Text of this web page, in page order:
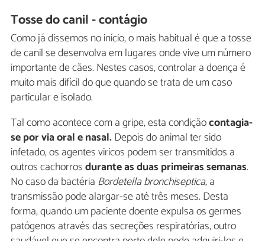
Tosse do canil - contágio
Como já dissemos no início, o mais habitual é que a tosse
de canil se desenvolva em lugares onde vive um número
importante de cães. Nestes casos, controlar a doença é
muito mais difícil do que quando se trata de um caso
particular e isolado.
Tal como acontece com a gripe, esta condiçãocontagia-
se por via oral e nasal.Depois do animal ter sido
infetado, os agentes viricos podem ser transmitidos a
outros cachorrosdurante as duas primeiras semanas.
No caso da bactéria Bordetella bronchiseptica, a
transmissão pode alargar-se até três meses. Desta
forma, quando um paciente doente expulsa os germes
patógenos através das secreções respiratórias, outro